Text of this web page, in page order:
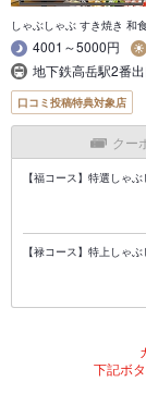
しゃぶしゃぶ すき焼き 和
4001～5000円
地下鉄高岳駅2番
口コミ投稿特典対象店
クー
【福コース】特選しゃ
【禄コース】特上しゃ
下記ボ